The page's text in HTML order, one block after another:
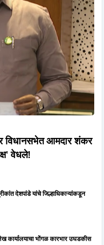
विधानसभेत आमदार शंकर
वेधले!
देशपांडे यांचे जिल्हाधिकाऱ्यांकडून
कार्यालयाचा भोंगळ कारभार उघडकीस